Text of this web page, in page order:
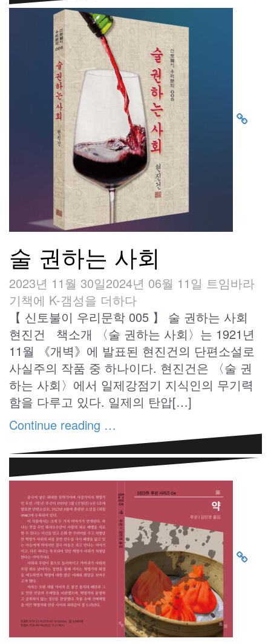
술 권하는 사회
2023년 11월 30일2024년 06월 11일 트임바라
기책에 K-갬성을 더하다
【 신토불이 우리문학 005 】 술 권하는 사회
현진건 책소개 〈술 권하는 사회〉는 1921년
11월 《개벽》에 발표된 현진건의 단편소설로
사실주의 작품 중 하나이다. 현진건은 〈술 권
하는 사회〉에서 일제강점기 지식인의 무기력
함을 다루고 있다. 일제의 탄압[…]
Continue reading …